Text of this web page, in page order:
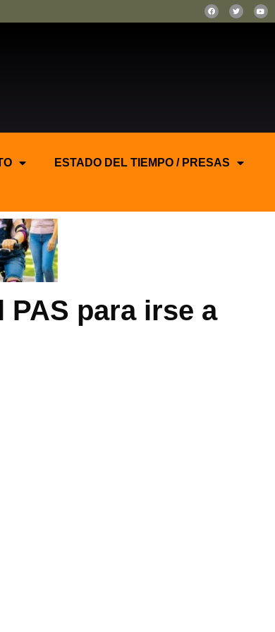
ESTADO DEL TIEMPO / PRESAS
para irse a